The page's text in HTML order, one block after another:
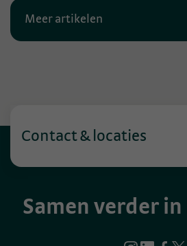
Meer artikelen
Samen verder
Contact & locaties